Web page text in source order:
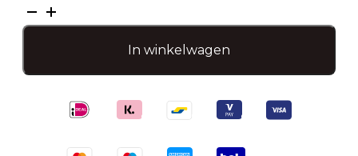
Grafix
Afwasbare
In winkelwagen